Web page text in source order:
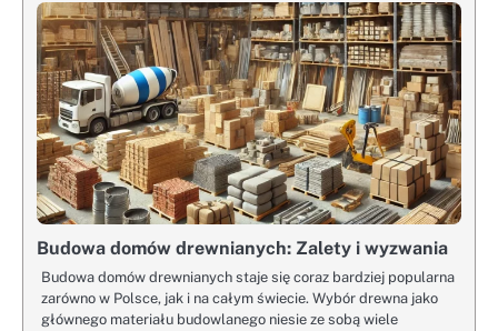
Budowa domów drewnianych: Zalety i wyzwania
Budowa domów drewnianych staje się coraz bardziej popularna
zarówno w Polsce, jak i na całym świecie. Wybór drewna jako
głównego materiału budowlanego niesie ze sobą wiele